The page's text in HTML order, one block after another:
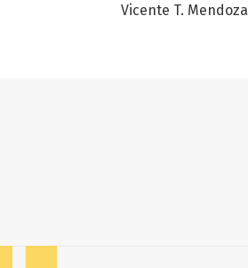
Vicente T. Mendoza